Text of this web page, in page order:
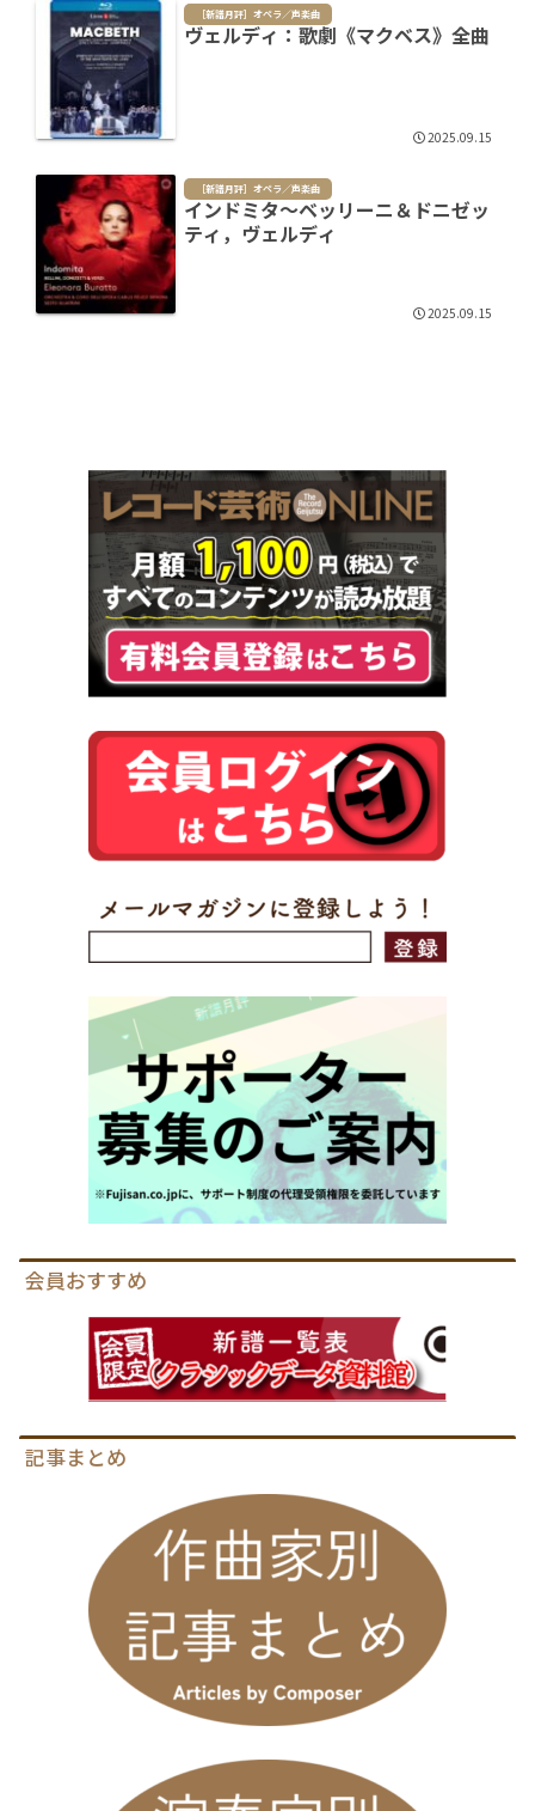
［新譜月評］オペラ／声楽曲
ヴェルディ：歌劇《マクベス》全曲
2025.09.15
［新譜月評］オペラ／声楽曲
インドミタ～ベッリーニ＆ドニゼッ
ティ，ヴェルディ
2025.09.15
会員おすすめ
記事まとめ